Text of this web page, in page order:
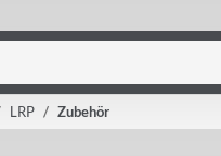
LRP Zubehör